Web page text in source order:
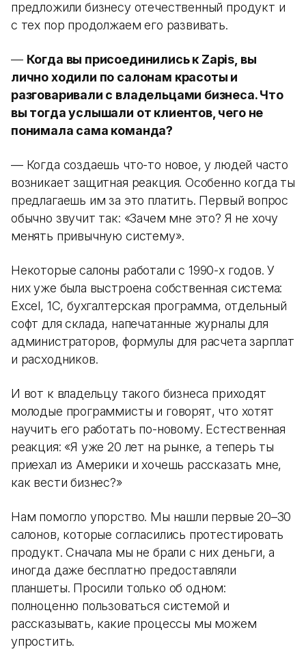
предложили бизнесу отечественный продукт и
с тех пор продолжаем его развивать.
— Когда вы присоединились к Zapis, вы
лично ходили по салонам красоты и
разговаривали с владельцами бизнеса. Что
вы тогда услышали от клиентов, чего не
понимала сама команда?
— Когда создаешь что-то новое, у людей часто
возникает защитная реакция. Особенно когда ты
предлагаешь им за это платить. Первый вопрос
обычно звучит так: «Зачем мне это? Я не хочу
менять привычную систему».
Некоторые салоны работали с 1990-х годов. У
них уже была выстроена собственная система:
Excel, 1С, бухгалтерская программа, отдельный
софт для склада, напечатанные журналы для
администраторов, формулы для расчета зарплат
и расходников.
И вот к владельцу такого бизнеса приходят
молодые программисты и говорят, что хотят
научить его работать по-новому. Естественная
реакция: «Я уже 20 лет на рынке, а теперь ты
приехал из Америки и хочешь рассказать мне,
как вести бизнес?»
Нам помогло упорство. Мы нашли первые 20–30
салонов, которые согласились протестировать
продукт. Сначала мы не брали с них деньги, а
иногда даже бесплатно предоставляли
планшеты. Просили только об одном:
полноценно пользоваться системой и
рассказывать, какие процессы мы можем
упростить.